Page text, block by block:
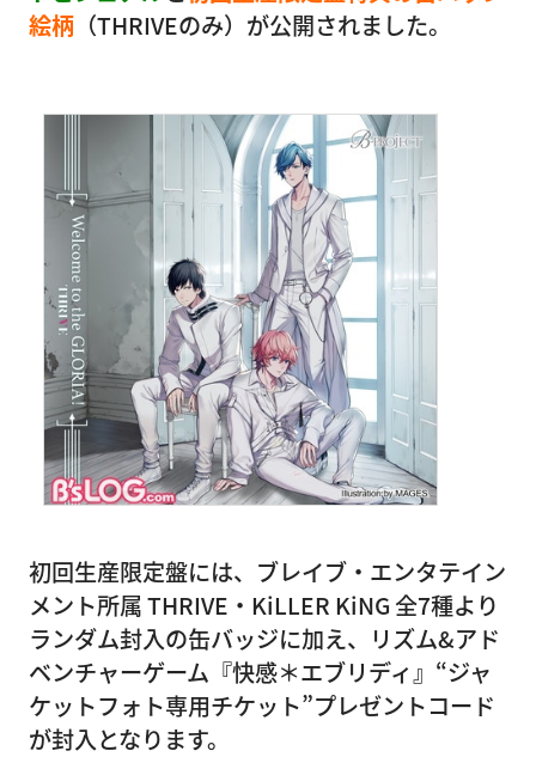
絵柄 （THRIVEのみ）が公開されました。
初回生産限定盤には、ブレイブ・エンタテイン
メント所属 THRIVE・KiLLER KiNG 全7種より
ランダム封入の缶バッジに加え、リズム&アド
ベンチャーゲーム『快感＊エブリディ』“ジャ
ケットフォト専用チケット”プレゼントコード
が封入となります。